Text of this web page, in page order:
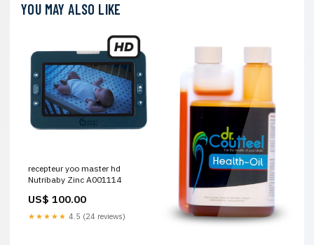
YOU MAY ALSO LIKE
recepteur yoo master hd
Nutribaby Zinc A001114
US$ 100.00
★★★★★ 4.5 (24 reviews)